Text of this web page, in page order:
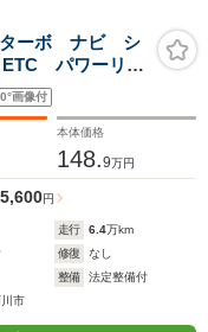
ターボ ナビ シ
パワーリフ
画像付
本体価格
148.9万円
円
走行 6.4万km
修復
なし
整備
法定整備付
市